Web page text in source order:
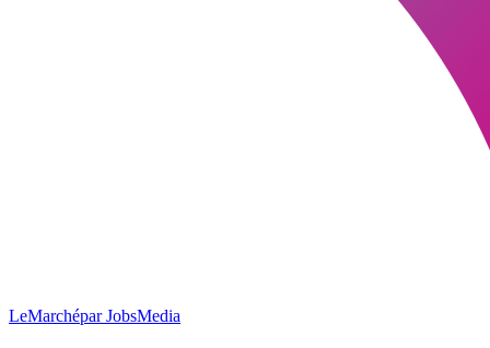
LeMarchépar JobsMedia